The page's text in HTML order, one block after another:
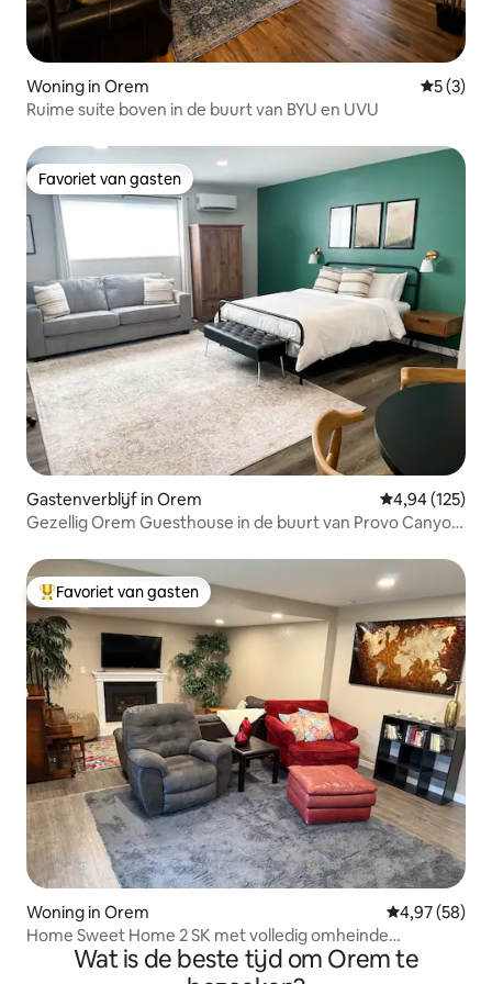
Woning in Orem
5 (3)
Ruime suite boven in de buurt van BYU en UVU
Favoriet van gasten
Favoriet van gasten
Gastenverblijf in Orem Gemiddelde
4,94 (125)
Gezellig Orem Guesthouse in de buurt van Provo Canyon,
Topfavoriet van gasten
Favoriet van gasten
Woning in Orem Gemiddelde
4,97 (58)
Home Sweet Home 2 SK met volledig omheinde
achtertuin!Wat is de beste tijd om Orem te